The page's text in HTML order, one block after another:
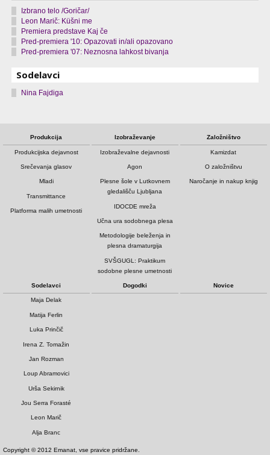
Izbrano telo /Goričar/
Leon Marič: Küšni me
Premiera predstave Kaj če
Pred-premiera '10: Opazovati in/ali opazovano
Pred-premiera '07: Neznosna lahkost bivanja
Sodelavci
Nina Fajdiga
Produkcija
Produkcijska dejavnost
Srečevanja glasov
Mladi
Transmittance
Platforma malih umetnosti
Izobraževanje
Izobraževalne dejavnosti
Agon
Plesne šole v Lutkovnem
gledališču Ljubljana
IDOCDE mreža
Učna ura sodobnega plesa
Metodologije beleženja in
plesna dramaturgija
SVŠGUGL: Praktikum
sodobne plesne umetnosti
Založništvo
Kamizdat
O založništvu
Naročanje in nakup knjig
Sodelavci
Maja Delak
Matija Ferlin
Luka Prinčič
Irena Z. Tomažin
Jan Rozman
Loup Abramovici
Urša Sekirnik
Jou Serra Forasté
Leon Marič
Alja Branc
Dogodki Novice
Copyright © 2012 Emanat, vse pravice pridržane.